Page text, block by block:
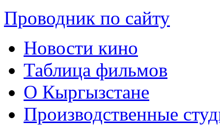
Проводник по сайту
Новости кино
Таблица фильмов
О Кыргызстане
Производственные